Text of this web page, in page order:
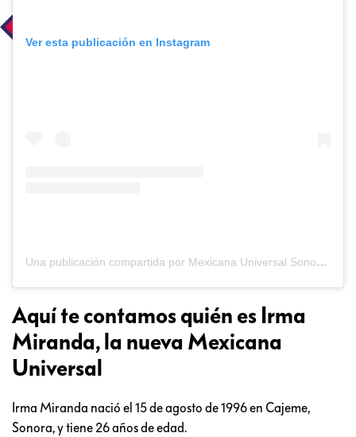
Ver esta publicación en Instagram
Una publicación compartida por Mexicana Universal Sonora (@mxu.sonora)
Aquí te contamos quién es Irma
Miranda, la nueva Mexicana
Universal
Irma Miranda nació el 15 de agosto de 1996 en Cajeme,
Sonora, y tiene 26 años de edad.